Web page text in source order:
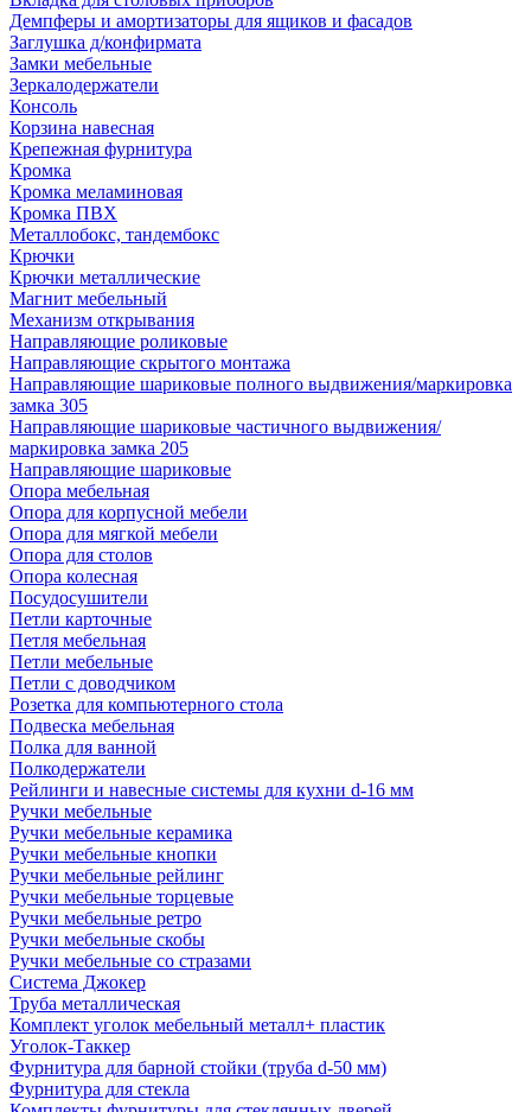
Демпферы и амортизаторы для ящиков и фасадов
Заглушка д/конфирмата
Замки мебельные
Зеркалодержатели
Консоль
Корзина навесная
Крепежная фурнитура
Кромка
Кромка меламиновая
Кромка ПВХ
Металлобокс, тандембокс
Крючки
Крючки металлические
Магнит мебельный
Механизм открывания
Направляющие роликовые
Направляющие скрытого монтажа
Направляющие шариковые полного выдвижения/маркировка
замка 305
Направляющие шариковые частичного выдвижения/
маркировка замка 205
Направляющие шариковые
Опора мебельная
Опора для корпусной мебели
Опора для мягкой мебели
Опора для столов
Опора колесная
Посудосушители
Петли карточные
Петля мебельная
Петли мебельные
Петли с доводчиком
Розетка для компьютерного стола
Подвеска мебельная
Полка для ванной
Полкодержатели
Рейлинги и навесные системы для кухни d-16 мм
Ручки мебельные
Ручки мебельные керамика
Ручки мебельные кнопки
Ручки мебельные рейлинг
Ручки мебельные торцевые
Ручки мебельные ретро
Ручки мебельные скобы
Ручки мебельные со стразами
Система Джокер
Труба металлическая
Комплект уголок мебельный металл+ пластик
Уголок-Таккер
Фурнитура для барной стойки (труба d-50 мм)
Фурнитура для стекла